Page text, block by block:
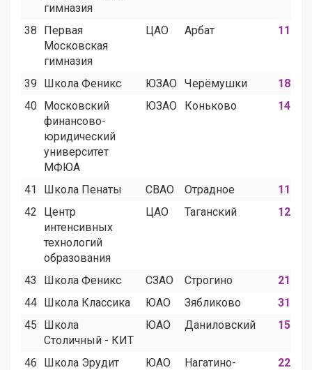
гимназия
38
Первая
Московская
гимназия
ЦАО Арбат 11
39 Школа Феникс ЮЗАО Черёмушки 181
40 Московский
финансово-
юридический
университет
МФЮА
ЮЗАО Коньково 14
41 Школа Пенаты СВАО Отрадное 112
42
Центр
интенсивных
технологий
образования
ЦАО Таганский 12
43 Школа Феникс СЗАО Строгино 21
44 Школа Классика ЮАО Зябликово 31
45
Школа
Столичный - КИТ
ЮАО Даниловский 150
46 Школа Эрудит ЮАО
Нагатино-
22